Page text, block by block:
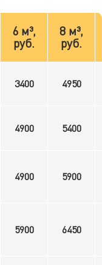
6 м³,
руб.
8 м³,
руб.
3400 4950
4900 5400
4900 5900
5900 6450